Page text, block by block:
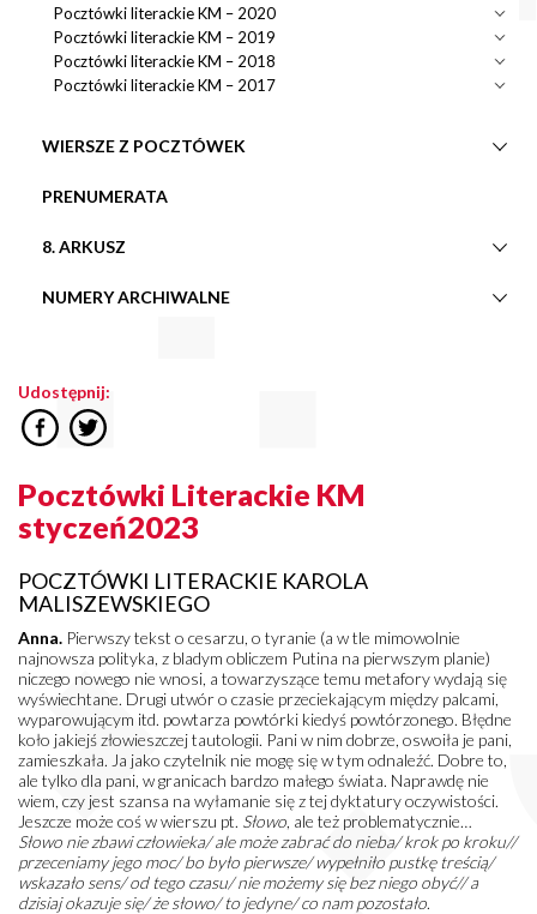
Pocztówki literackie KM – 2020
Pocztówki literackie KM – 2019
Pocztówki literackie KM – 2018
Pocztówki literackie KM – 2017
WIERSZE Z POCZTÓWEK
PRENUMERATA
8. ARKUSZ
NUMERY ARCHIWALNE
Udostępnij:
Pocztówki Literackie KM
styczeń2023
POCZTÓWKI LITERACKIE KAROLA
MALISZEWSKIEGO
Anna. Pierwszy tekst o cesarzu, o tyranie (a w tle mimowolnie
najnowsza polityka, z bladym obliczem Putina na pierwszym planie)
niczego nowego nie wnosi, a towarzyszące temu metafory wydają się
wyświechtane. Drugi utwór o czasie przeciekającym między palcami,
wyparowującym itd. powtarza powtórki kiedyś powtórzonego. Błędne
koło jakiejś złowieszczej tautologii. Pani w nim dobrze, oswoiła je pani,
zamieszkała. Ja jako czytelnik nie mogę się w tym odnaleźć. Dobre to,
ale tylko dla pani, w granicach bardzo małego świata. Naprawdę nie
wiem, czy jest szansa na wyłamanie się z tej dyktatury oczywistości.
Jeszcze może coś w wierszu pt. Słowo, ale też problematycznie…
Słowo nie zbawi człowieka/ ale może zabrać do nieba/ krok po kroku//
przeceniamy jego moc/ bo było pierwsze/ wypełniło pustkę treścią/
wskazało sens/ od tego czasu/ nie możemy się bez niego obyć// a
dzisiaj okazuje się/ że słowo/ to jedyne/ co nam pozostało.